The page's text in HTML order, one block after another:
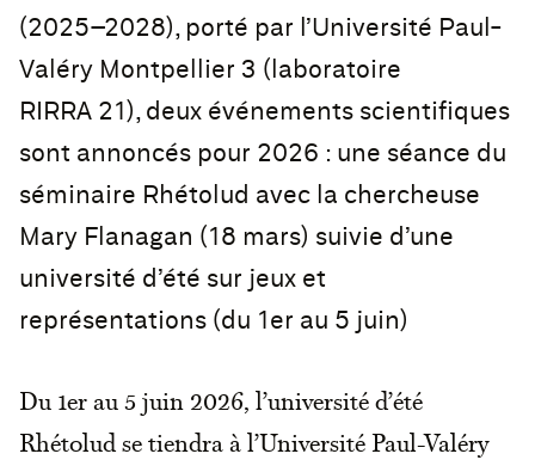
(2025–2028), porté par l’Université Paul-
Valéry Montpellier 3 (laboratoire
RIRRA 21), deux événements scientifiques
sont annoncés pour 2026 : une séance du
séminaire Rhétolud avec la chercheuse
Mary Flanagan (18 mars) suivie d’une
université d’été sur jeux et
représentations (du 1er au 5 juin)
Du 1er au 5 juin 2026, l’université d’été
Rhétolud se tiendra à l’Université Paul-Valéry